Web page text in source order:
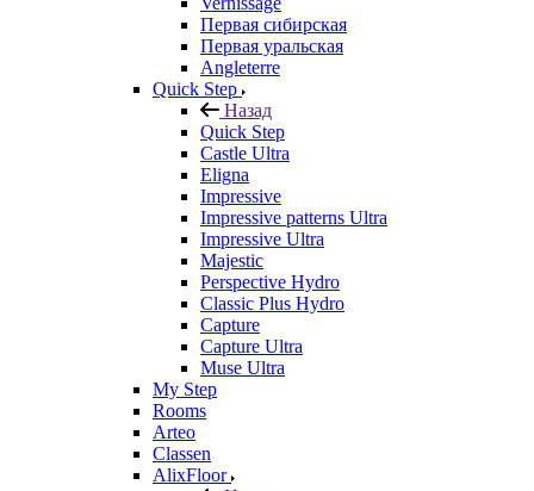
Первая сибирская
Первая уральская
Angleterre
Quick Step
Назад
Quick Step
Castle Ultra
Eligna
Impressive
Impressive patterns Ultra
Impressive Ultra
Majestic
Perspective Hydro
Classic Plus Hydro
Capture
Capture Ultra
Muse Ultra
My Step
Rooms
Arteo
Classen
AlixFloor